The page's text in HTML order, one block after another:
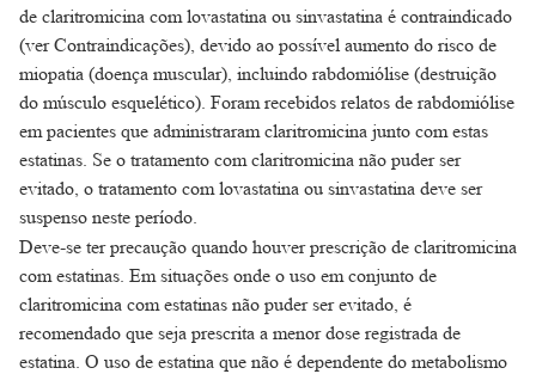
de claritromicina com lovastatina ou sinvastatina é contraindicado
(ver Contraindicações), devido ao possível aumento do risco de
miopatia (doença muscular), incluindo rabdomiólise (destruição
do músculo esquelético). Foram recebidos relatos de rabdomiólise
em pacientes que administraram claritromicina junto com estas
estatinas. Se o tratamento com claritromicina não puder ser
evitado, o tratamento com lovastatina ou sinvastatina deve ser
suspenso neste período.
Deve-se ter precaução quando houver prescrição de claritromicina
com estatinas. Em situações onde o uso em conjunto de
claritromicina com estatinas não puder ser evitado, é
recomendado que seja prescrita a menor dose registrada de
estatina. O uso de estatina que não é dependente do metabolismo